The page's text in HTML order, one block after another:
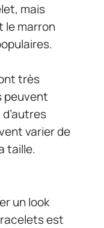
mais
le marron
très
peuvent
varier de
taille.
un look
est